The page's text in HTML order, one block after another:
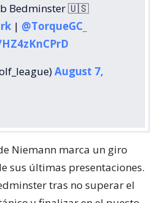
Bedminster 🇺🇸
| @TorqueGC_
August 7,
Niemann marca un giro
sus últimas presentaciones.
tras no superar el